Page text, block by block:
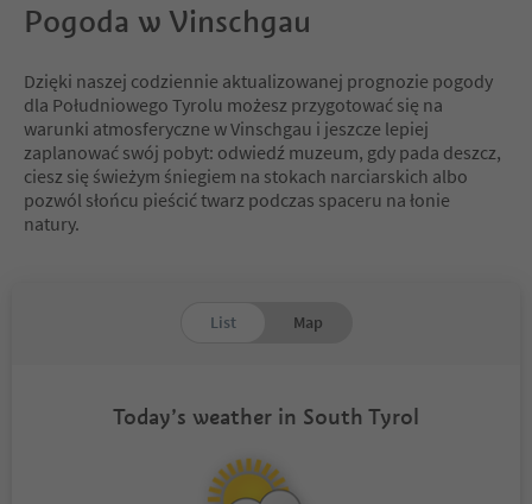
Pogoda w Vinschgau
Dzięki naszej codziennie aktualizowanej prognozie pogody
dla Południowego Tyrolu możesz przygotować się na
warunki atmosferyczne w Vinschgau i jeszcze lepiej
zaplanować swój pobyt: odwiedź muzeum, gdy pada deszcz,
ciesz się świeżym śniegiem na stokach narciarskich albo
pozwól słońcu pieścić twarz podczas spaceru na łonie
natury.
List Map
Today’s weather in South Tyrol